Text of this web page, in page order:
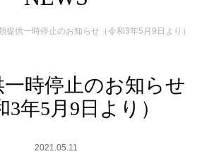
提供一時停止のお知らせ（令和3年5月9日より）
時停止のお知らせ
3年5月9日より）
2021.05.11